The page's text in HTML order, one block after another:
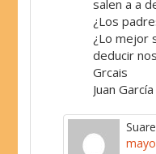
salen a a
¿Los
¿Lo mejor
deducir
Grcais
Juan García